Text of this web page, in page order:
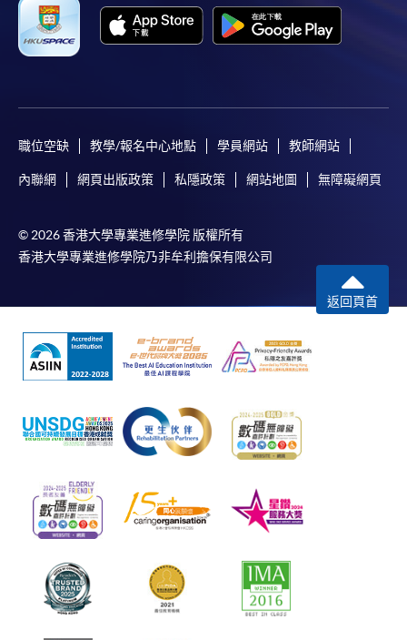
職位空缺 教學/報名中心地點 學員網站 教師網站
內聯網 網頁出版政策 私隱政策 網站地圖 無障礙網頁
© 2026 香港大學專業進修學院 版權所有
香港大學專業進修學院乃非牟利擔保有限公司
返回頁首